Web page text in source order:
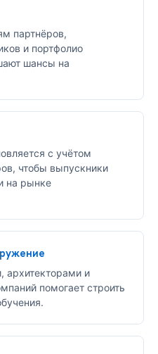
партнёров,
и портфолио
шансы на
с учётом
чтобы выпускники
на рынке
архитекторами и
помогает строить